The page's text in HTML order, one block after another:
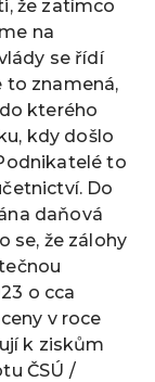
že zatímco
na
se řídí
to znamená,
kterého
kdy došlo
to
Do
daňová
se, že zálohy
o cca
v roce
k ziskům
ČSÚ /